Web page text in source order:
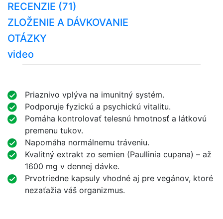
RECENZIE (71)
ZLOŽENIE A DÁVKOVANIE
OTÁZKY
video
Priaznivo vplýva na imunitný systém.
Podporuje fyzickú a psychickú vitalitu.
Pomáha kontrolovať telesnú hmotnosť a látkovú
premenu tukov.
Napomáha normálnemu tráveniu.
Kvalitný extrakt zo semien (Paullinia cupana) – až
1600 mg v dennej dávke.
Prvotriedne kapsuly vhodné aj pre vegánov, ktoré
nezaťažia váš organizmus.